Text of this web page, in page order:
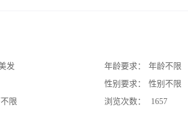
发
限
年龄要求：
年龄不限
性别要求：
性别不限
浏览次数：
1657